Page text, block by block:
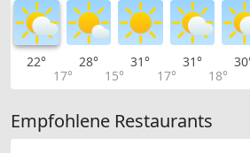
22°
17°
28°
15°
31°
17°
31°
18°
Empfohlene Restaurants